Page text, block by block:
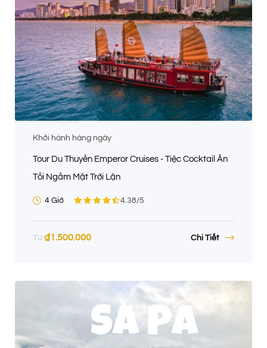
Khởi hành hàng ngày
Tour Du Thuyền Emperor Cruises - Tiệc Cocktail Ăn
Tối Ngắm Mặt Trời Lặn
4 Giờ 4.38/5
Từ ₫1.500.000 Chi Tiết